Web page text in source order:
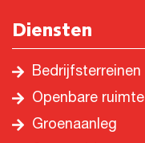
Diensten
Bedrijfsterreinen
Openbare ruimte
Groenaanleg